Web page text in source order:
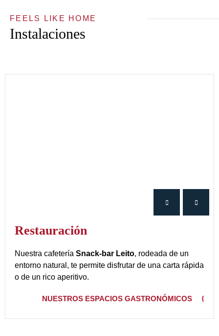
FEELS LIKE HOME
Instalaciones
Restauración
Nuestra cafetería Snack-bar Leito, rodeada de un
entorno natural, te permite disfrutar de una carta rápida
o de un rico aperitivo.
NUESTROS ESPACIOS GASTRONÓMICOS